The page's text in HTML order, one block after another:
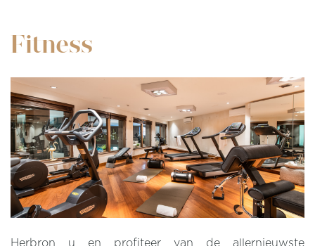
Fitness
Herbron u en profiteer van de allernieuwste